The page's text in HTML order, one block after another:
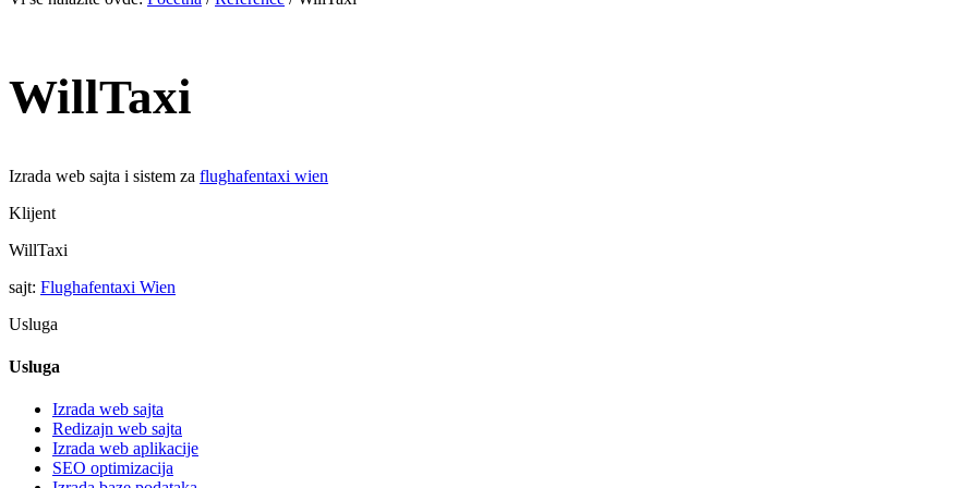
WillTaxi
Izrada web sajta i sistem za flughafentaxi wien
Klijent
WillTaxi
sajt: Flughafentaxi Wien
Usluga
Usluga
Izrada web sajta
Redizajn web sajta
Izrada web aplikacije
SEO optimizacija